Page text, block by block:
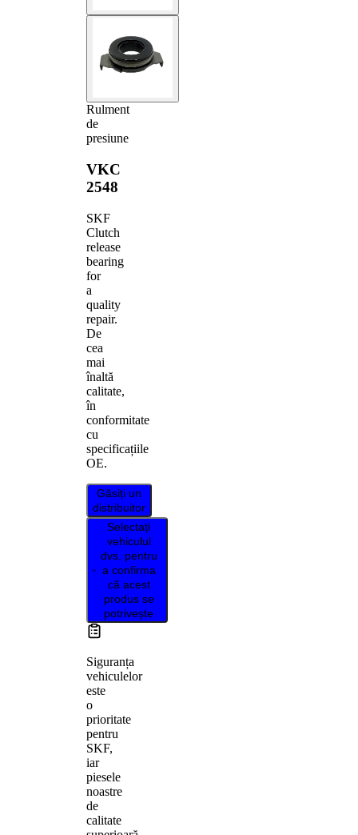
Rulment
de
presiune
VKC
2548
SKF
Clutch
release
bearing
for
a
quality
repair.
De
cea
mai
înaltă
calitate,
în
conformitate
cu
specificațiile
OE.
Găsiți un
distribuitor
Selectați
vehiculul
dvs. pentru
a confirma
că acest
produs se
potrivește
Siguranța
vehiculelor
este
o
prioritate
pentru
SKF,
iar
piesele
noastre
de
calitate